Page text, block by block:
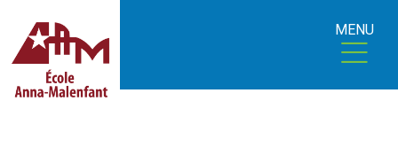
MENU